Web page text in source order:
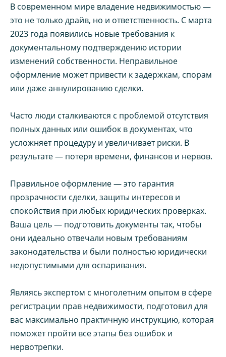
В современном мире владение недвижимостью —
это не только драйв, но и ответственность. С марта
2023 года появились новые требования к
документальному подтверждению истории
изменений собственности. Неправильное
оформление может привести к задержкам, спорам
или даже аннулированию сделки.
Часто люди сталкиваются с проблемой отсутствия
полных данных или ошибок в документах, что
усложняет процедуру и увеличивает риски. В
результате — потеря времени, финансов и нервов.
Правильное оформление — это гарантия
прозрачности сделки, защиты интересов и
спокойствия при любых юридических проверках.
Ваша цель — подготовить документы так, чтобы
они идеально отвечали новым требованиям
законодательства и были полностью юридически
недопустимыми для оспаривания.
Являясь экспертом с многолетним опытом в сфере
регистрации прав недвижимости, подготовил для
вас максимально практичную инструкцию, которая
поможет пройти все этапы без ошибок и
нервотрепки.